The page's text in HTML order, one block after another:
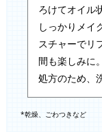
ろけてオイル
しっかりメイ
スチャーでリ
間も楽しみに
処方のため、
*乾燥、ごわつきなど